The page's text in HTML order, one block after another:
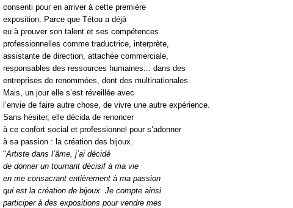
consenti pour en arriver à cette première
exposition. Parce que Tétou a déjà
eu à prouver son talent et ses compétences
professionnelles comme traductrice, interprète,
assistante de direction, attachée commerciale,
responsables des ressources humaines... dans des
entreprises de renommées, dont des multinationales.
Mais, un jour elle s’est réveillée avec
l’envie de faire autre chose, de vivre une autre expérience.
Sans hésiter, elle décida de renoncer
à ce confort social et professionnel pour s’adonner
à sa passion : la création des bijoux.
"Artiste dans l’âme, j’ai décidé
de donner un tournant décisif à ma vie
en me consacrant entièrement à ma passion
qui est la création de bijoux. Je compte ainsi
participer à des expositions pour vendre mes